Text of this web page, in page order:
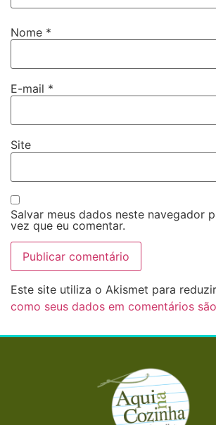
Nome *
E-mail *
Site
Salvar meus dados neste navegador
vez que eu comentar.
Este site utiliza o Akismet para
como seus dados em comentários